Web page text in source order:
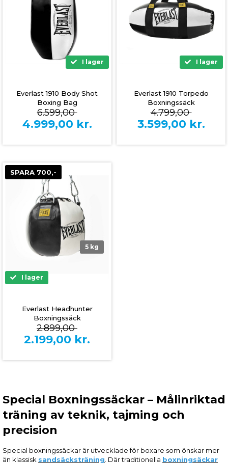
I lager
Everlast 1910 Body Shot
Boxing Bag
6.599,00
4.999,00 kr.
I lager
Everlast 1910 Torpedo
Boxningssäck
4.799,00
3.599,00 kr.
SPARA 700,-
5 kg
I lager
Everlast Headhunter
Boxningssäck
2.899,00
2.199,00 kr.
Special Boxningssäckar – Målinriktad
träning av teknik, tajming och
precision
Special boxningssäckar är utvecklade för boxare som önskar mer
än klassisk sandsäcksträning . Där traditionella boxningsäckar